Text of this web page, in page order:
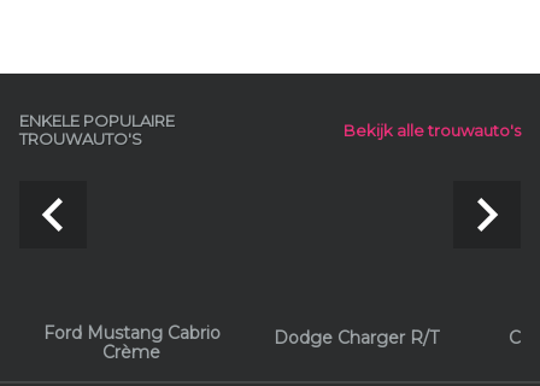
ENKELE POPULAIRE
TROUWAUTO'S
Bekijk alle trouwauto's
Ford Mustang Cabrio
Crème
Dodge Charger R/T
navigate_before navigate_next